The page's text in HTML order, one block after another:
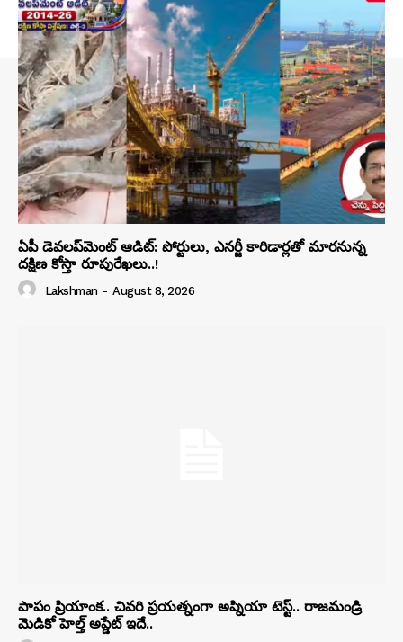
ఏపీ డెవలప్‌మెంట్ ఆడిట్: పోర్టులు, ఎనర్జీ కారిడార్లతో మారనున్న
దక్షిణ కోస్తా రూపురేఖలు..!
Lakshman - August 8, 2026
పాపం ప్రియాంక.. చివరి ప్రయత్నంగా అప్నియా టెస్ట్.. రాజమండ్రి
మెడికో హెల్త్ అప్డేట్ ఇదే..